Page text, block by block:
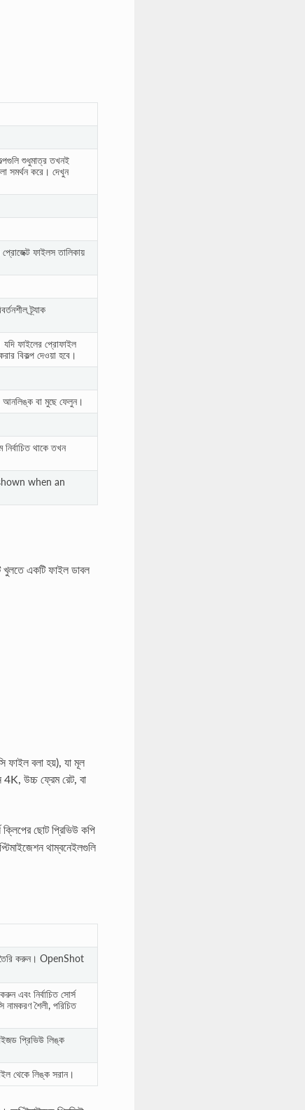
শুধুমাত্র তখনই
সমর্থন করে। দেখুন
ফাইলস তালিকায়
ট্র্যাক
যদি ফাইলের প্রোফাইল
বিকল্প দেওয়া হবে।
আনলিঙ্ক বা মুছে ফেলুন।
থাকে তখন
when an
খুলতে একটি ফাইল ডাবল
ফাইল বলা হয়), যা মূল
4K, উচ্চ ফ্রেম রেট, বা
ছোট প্রিভিউ কপি
থাম্বনেইলগুলি
তৈরি করুন। OpenShot
এবং নির্বাচিত সোর্স
নামকরণ শৈলী, পরিচিত
প্রিভিউ লিঙ্ক
থেকে লিঙ্ক সরান।